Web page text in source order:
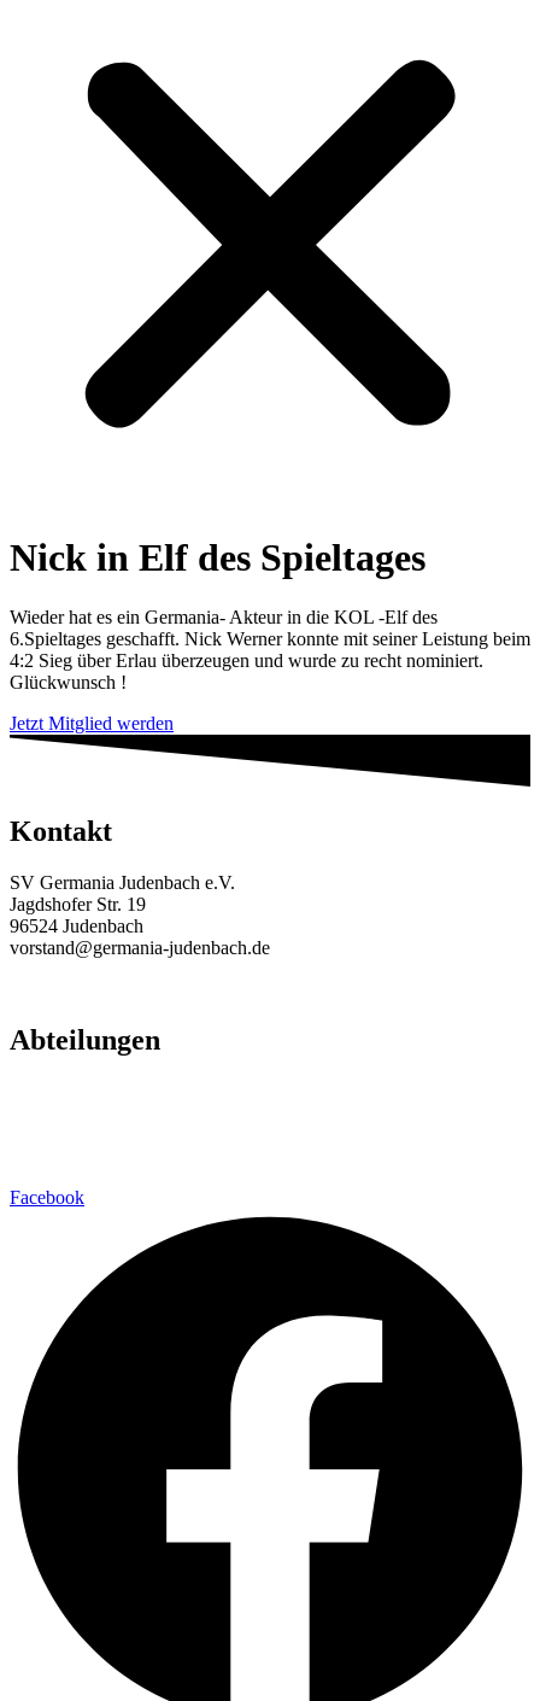
Nick in Elf des Spieltages
Wieder hat es ein Germania- Akteur in die KOL -Elf des
6.Spieltages geschafft. Nick Werner konnte mit seiner Leistung beim
4:2 Sieg über Erlau überzeugen und wurde zu recht nominiert.
Glückwunsch !
Jetzt Mitglied werden
Kontakt
SV Germania Judenbach e.V.
Jagdshofer Str. 19
96524 Judenbach
vorstand@germania-judenbach.de
Abteilungen
Facebook